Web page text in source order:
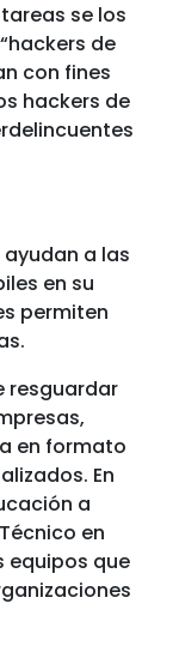
se los
de
con fines
hackers de
a las
en su
permiten
resguardar
en formato
En
a
Técnico en
equipos que